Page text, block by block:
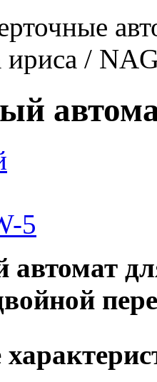
ириса /
автомат